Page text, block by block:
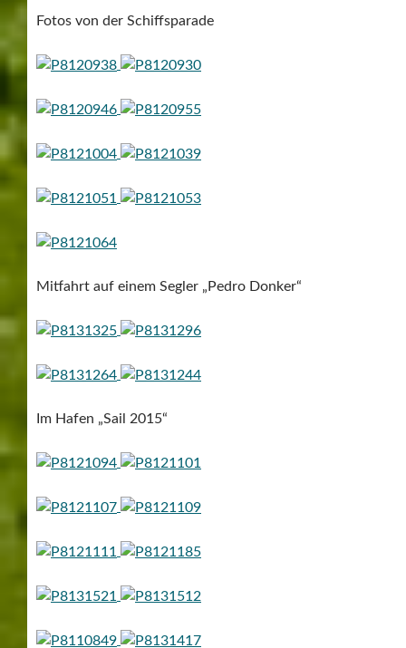
Fotos von der Schiffsparade
Mitfahrt auf einem Segler „Pedro Donker“
Im Hafen „Sail 2015“